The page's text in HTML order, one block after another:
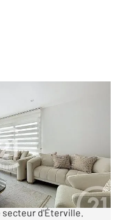
€
CENTURY21
secteur d'Éterville.